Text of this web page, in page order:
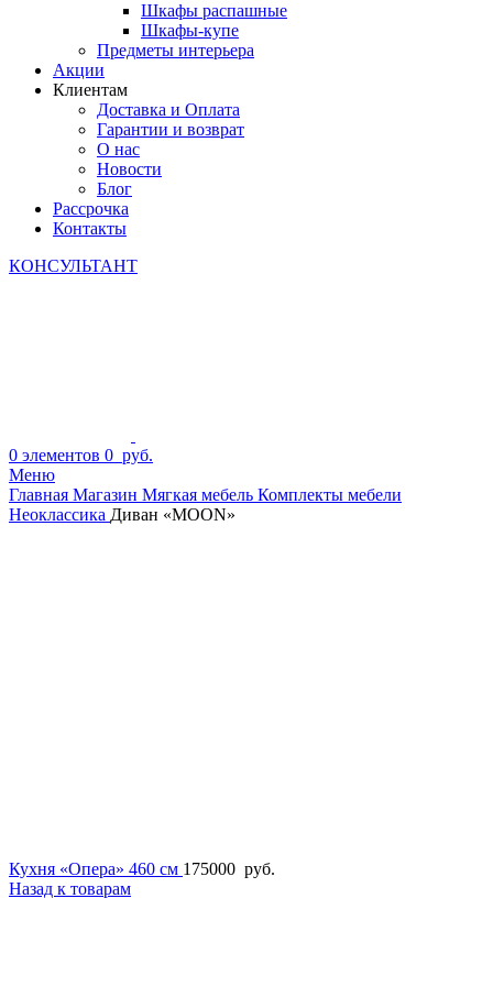
Шкафы распашные
Шкафы-купе
Предметы интерьера
Акции
Клиентам
Доставка и Оплата
Гарантии и возврат
О нас
Новости
Блог
Рассрочка
Контакты
КОНСУЛЬТАНТ
0 элементов 0 руб.
Меню
Главная Магазин Мягкая мебель Комплекты мебели
Неоклассика Диван «MOON»
Кухня «Опера» 460 см 175000 руб.
Назад к товарам